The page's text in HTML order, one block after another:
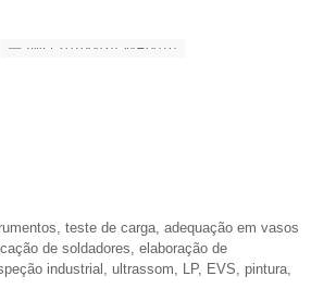
teste de carga, adequação em vasos
de soldadores, elaboração de
industrial, ultrassom, LP, EVS, pintura,